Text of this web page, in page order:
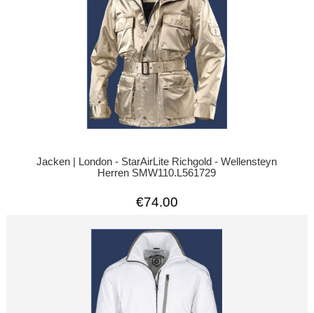
Jacken | London - StarAirLite Richgold - Wellensteyn
Herren SMW110.L561729
€74.00